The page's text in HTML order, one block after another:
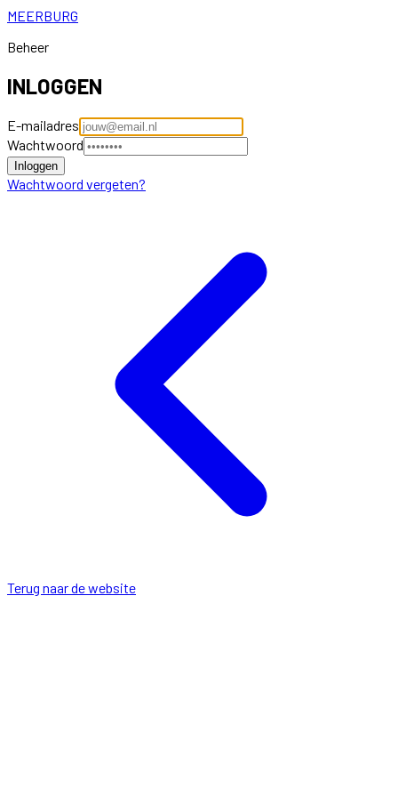
MEERBURG
Beheer
INLOGGEN
E-mailadres
Wachtwoord
Inloggen
Wachtwoord vergeten?
Terug naar de website